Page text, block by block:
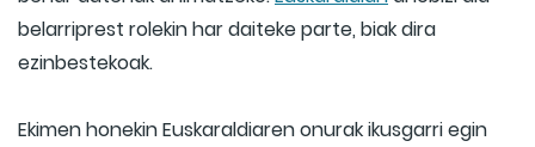
belarriprest rolekin har daiteke parte, biak dira
ezinbestekoak.
Ekimen honekin Euskaraldiaren onurak ikusgarri egin